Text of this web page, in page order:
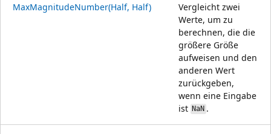
MaxMagnitudeNumber(Half, Half)
Vergleicht zwei
Werte, um zu
berechnen, die die
größere Größe
aufweisen und den
anderen Wert
zurückgeben,
wenn eine Eingabe
ist NaN .